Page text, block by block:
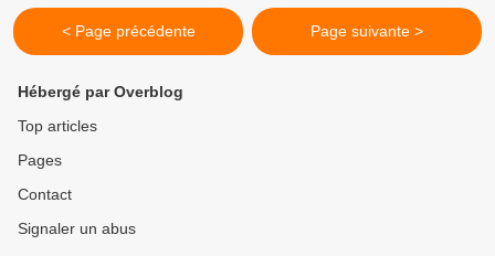
< Page précédente Page suivante >
Hébergé par Overblog
Top articles
Pages
Contact
Signaler un abus